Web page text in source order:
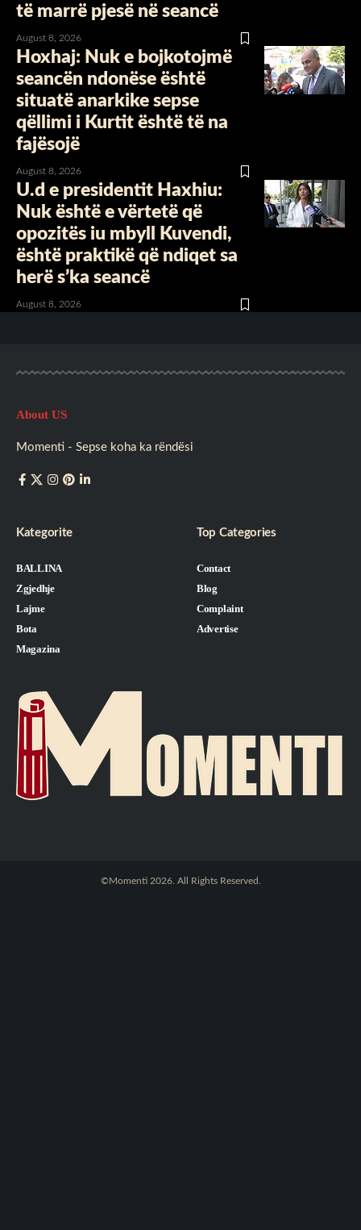
të marrë pjesë në seancë
August 8, 2026
Hoxhaj: Nuk e bojkotojmë
seancën ndonëse është
situatë anarkike sepse
qëllimi i Kurtit është të na
fajësojë
August 8, 2026
U.d e presidentit Haxhiu:
Nuk është e vërtetë që
opozitës iu mbyll Kuvendi,
është praktikë që ndiqet sa
herë s’ka seancë
August 8, 2026
About US
Momenti - Sepse koha ka rëndësi
Kategorite
BALLINA
Zgjedhje
Lajme
Bota
Magazina
Top Categories
Contact
Blog
Complaint
Advertise
©Momenti 2026. All Rights Reserved.